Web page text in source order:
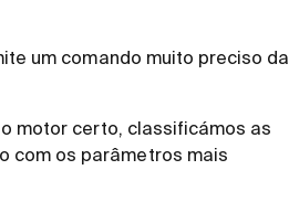
um comando muito preciso da
motor certo, classificámos as
com os parâmetros mais